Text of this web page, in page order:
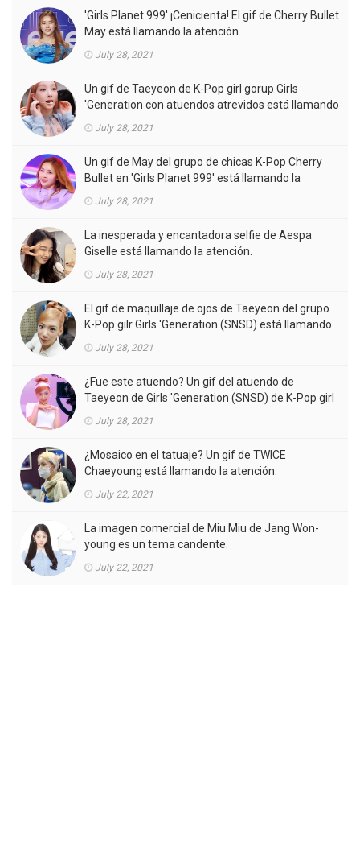
'Girls Planet 999' ¡Cenicienta! El gif de Cherry Bullet
May está llamando la atención.
July 28, 2021
Un gif de Taeyeon de K-Pop girl gorup Girls
'Generation con atuendos atrevidos está llamando
July 28, 2021
Un gif de May del grupo de chicas K-Pop Cherry
Bullet en 'Girls Planet 999' está llamando la
July 28, 2021
La inesperada y encantadora selfie de Aespa
Giselle está llamando la atención.
July 28, 2021
El gif de maquillaje de ojos de Taeyeon del grupo
K-Pop gilr Girls 'Generation (SNSD) está llamando
July 28, 2021
¿Fue este atuendo? Un gif del atuendo de
Taeyeon de Girls 'Generation (SNSD) de K-Pop girl
July 28, 2021
¿Mosaico en el tatuaje? Un gif de TWICE
Chaeyoung está llamando la atención.
July 22, 2021
La imagen comercial de Miu Miu de Jang Won-
young es un tema candente.
July 22, 2021